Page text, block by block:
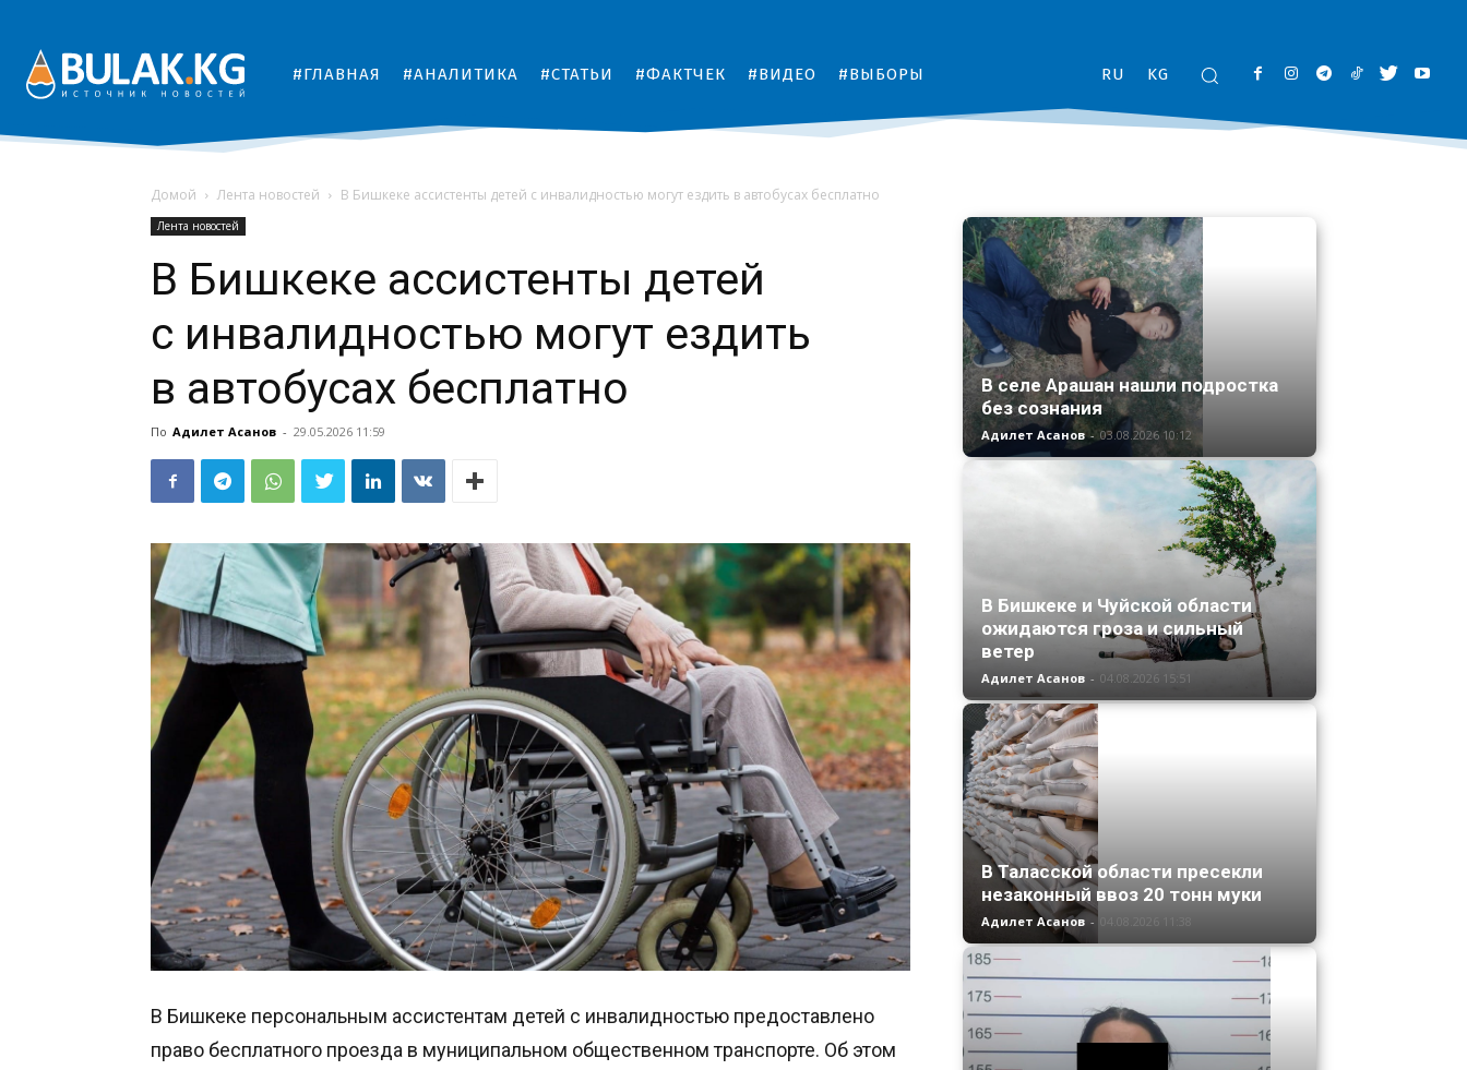
#ГЛАВНАЯ #АНАЛИТИКА #СТАТЬИ #ФАКТЧЕК #ВИДЕО #ВЫБОРЫ RU KG
Домой Лента новостей В Бишкеке ассистенты детей с инвалидностью могут ездить в автобусах бесплатно
Лента новостей
В Бишкеке ассистенты детей
с инвалидностью могут ездить
в автобусах бесплатно
По Адилет Асанов - 29.05.2026 11:59
В Бишкеке персональным ассистентам детей с инвалидностью предоставлено
право бесплатного проезда в муниципальном общественном транспорте. Об этом
В селе Арашан нашли подростка
без сознания
Адилет Асанов - 03.08.2026 10:12
В Бишкеке и Чуйской области
ожидаются гроза и сильный
ветер
Адилет Асанов - 04.08.2026 15:51
В Таласской области пресекли
незаконный ввоз 20 тонн муки
Адилет Асанов -